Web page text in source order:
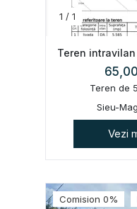
1 / 1
Teren
Teren de
Sieu-
Vezi
Comision 0%